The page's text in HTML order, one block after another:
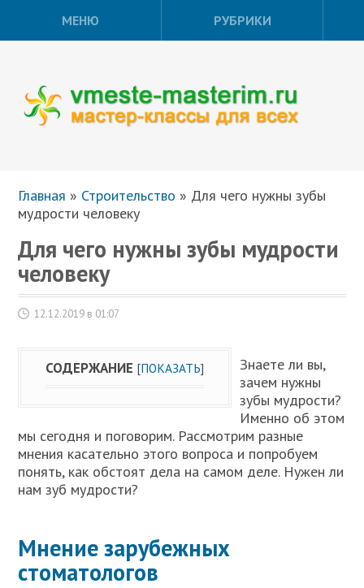
МЕНЮ РУБРИКИ
Главная » Строительство » Для чего нужны зубы
мудрости человеку
Для чего нужны зубы мудрости
человеку
12.12.2019 в 01:07
СОДЕРЖАНИЕ [ПОКАЗАТЬ]
Знаете ли вы,
зачем нужны
зубы мудрости?
Именно об этом
мы сегодня и поговорим. Рассмотрим разные
мнения касательно этого вопроса и попробуем
понять, как обстоят дела на самом деле. Нужен ли
нам зуб мудрости?
Мнение зарубежных
стоматологов